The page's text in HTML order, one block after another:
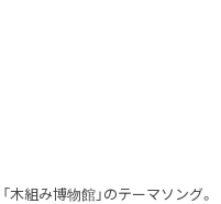
組み博物館」のテーマソング。